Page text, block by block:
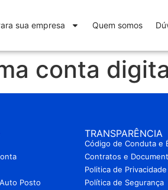
sua empresa Quem somos
conta
Posto
TRANSPARÊNCIA
Código de Conduta e
Contratos e
Politica de Privacidade
Política de Segurança